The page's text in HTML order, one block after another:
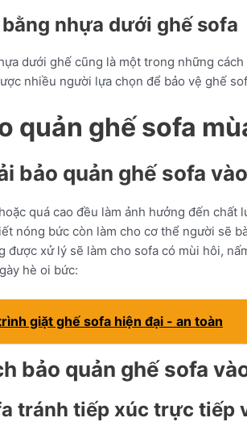
nhựa dưới ghế sofa
dưới ghế cũng là một trong những
nhiều người lựa chọn để bảo vệ ghế
quản ghế sofa
bảo quản ghế sofa
quá cao đều làm ảnh hưởng đến
nóng bức còn làm cho cơ thể người sẽ
được xử lý sẽ làm cho sofa có mùi hôi,
hè oi bức:
giặt ghế sofa hiện đại - an toàn
bảo quản ghế sofa
tránh tiếp xúc trực tiếp